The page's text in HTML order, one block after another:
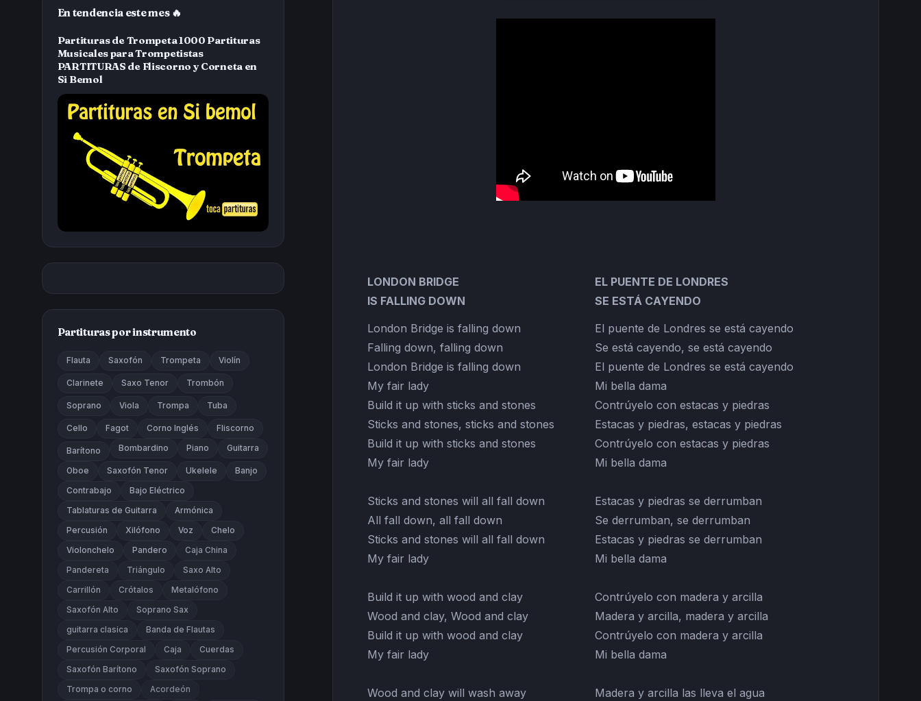
LONDON BRIDGE
IS FALLING DOWN
EL PUENTE DE LONDRES
SE ESTÁ CAYENDO
London Bridge is falling down
Falling down, falling down
London Bridge is falling down
My fair lady
Build it up with sticks and stones
Sticks and stones, sticks and stones
Build it up with sticks and stones
My fair lady
Sticks and stones will all fall down
All fall down, all fall down
Sticks and stones will all fall down
My fair lady
Build it up with wood and clay
Wood and clay, Wood and clay
Build it up with wood and clay
My fair lady
Wood and clay will wash away
El puente de Londres se está cayendo
Se está cayendo, se está cayendo
El puente de Londres se está cayendo
Mi bella dama
Contrúyelo con estacas y piedras
Estacas y piedras, estacas y piedras
Contrúyelo con estacas y piedras
Mi bella dama
Estacas y piedras se derrumban
Se derrumban, se derrumban
Estacas y piedras se derrumban
Mi bella dama
Contrúyelo con madera y arcilla
Madera y arcilla, madera y arcilla
Contrúyelo con madera y arcilla
Mi bella dama
Madera y arcilla las lleva el agua
En tendencia este mes 🔥
Partituras de Trompeta 1000 Partituras
Musicales para Trompetistas
PARTITURAS de Fliscorno y Corneta en
Si Bemol
Partituras por instrumento
Flauta Saxofón Trompeta Violín
Clarinete Saxo Tenor Trombón
Soprano Viola Trompa Tuba
Cello Fagot Corno Inglés Fliscorno
Barítono Bombardino Piano Guitarra
Oboe Saxofón Tenor Ukelele Banjo
Contrabajo Bajo Eléctrico
Tablaturas de Guitarra Armónica
Percusión Xilófono Voz Chelo
Violonchelo Pandero Caja China
Pandereta Triángulo Saxo Alto
Carrillón Crótalos Metalófono
Saxofón Alto Soprano Sax
guitarra clasica Banda de Flautas
Percusión Corporal Caja Cuerdas
Saxofón Barítono Saxofón Soprano
Trompa o corno Acordeón